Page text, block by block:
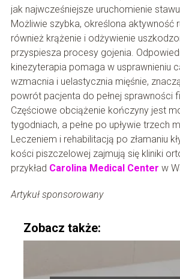
jak najwcześniejsze uruchomienie
Możliwie szybka, określona aktywność
również krążenie i odżywienie
przyspiesza procesy gojenia.
kinezyterapia pomaga w usprawnieniu
wzmacnia i uelastycznia mięśnie,
powrót pacjenta do pełnej sprawności
Częściowe obciążenie kończyny jest
tygodniach, a pełne po upływie trzech
Leczeniem i rehabilitacją po złamaniu
kości piszczelowej zajmują się kliniki
przykład Carolina Medical Center w
Artykuł sponsorowany
Zobacz także: